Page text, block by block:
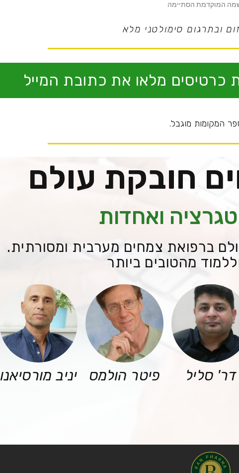
המוקדמת הסתיימה
ובתרגום סימולטני מלא
כרטיסים מלאו את כתובת המייל
המקומות מוגבל.
חובקת עולם
ואחדות
ברפואת צמחים מערבית ומסורתית.
מהטובים ביותר
דר' סליל פיטר הולמס יניב מורסיאנו